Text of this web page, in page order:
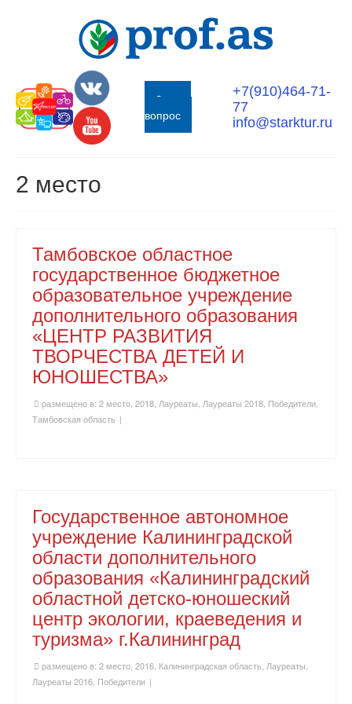
Задать
вопрос
+7(910)464-71-
77
info@starktur.ru
2 место
Тамбовское областное
государственное бюджетное
образовательное учреждение
дополнительного образования
«ЦЕНТР РАЗВИТИЯ
ТВОРЧЕСТВА ДЕТЕЙ И
ЮНОШЕСТВА»
размещено в: 2 место 2018 Лауреаты Лауреаты 2018 Победители
Тамбовская область |
Государственное автономное
учреждение Калининградской
области дополнительного
образования «Калининградский
областной детско-юношеский
центр экологии, краеведения и
туризма» г.Калининград
размещено в: 2 место 2016 Калининградская область Лауреаты
Лауреаты 2016 Победители |